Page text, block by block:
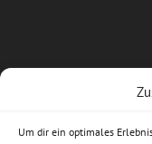
Um dir ein optimales
Allgemeine